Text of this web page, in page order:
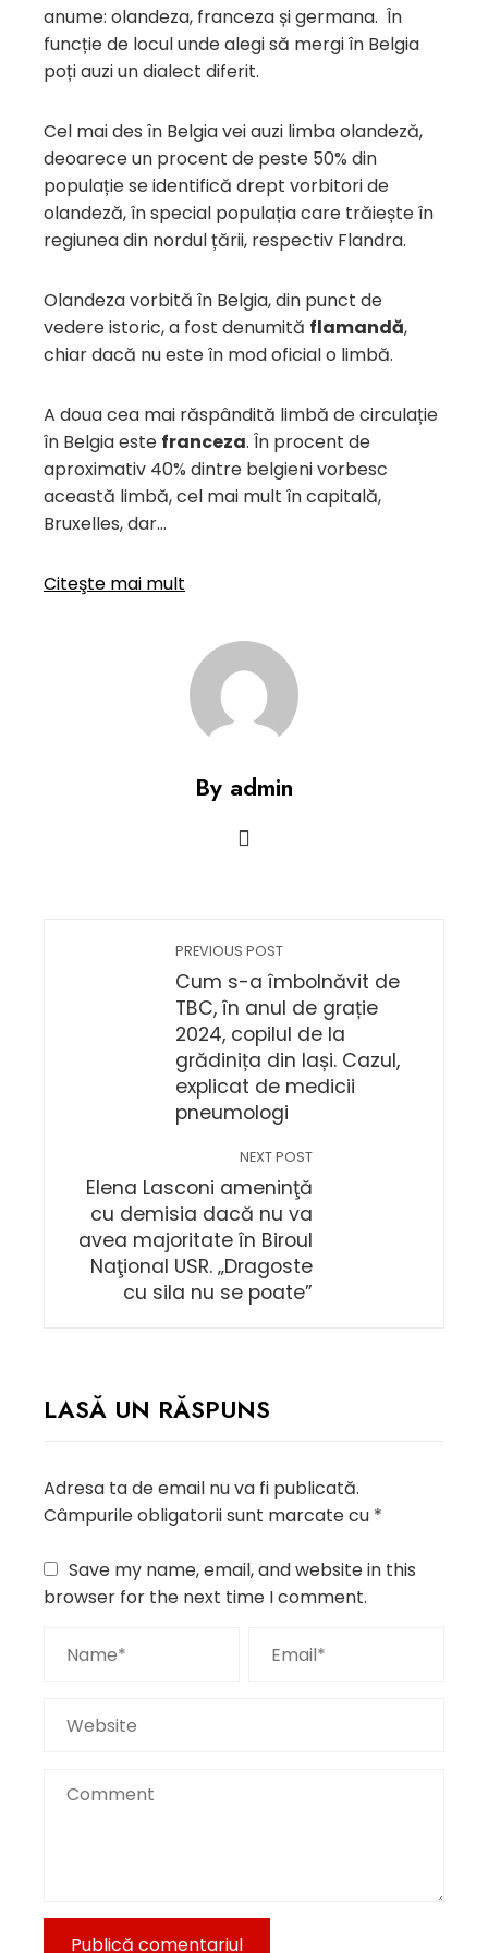
anume: olandeza, franceza și germana. În
funcție de locul unde alegi să mergi în Belgia
poți auzi un dialect diferit.
Cel mai des în Belgia vei auzi limba olandeză,
deoarece un procent de peste 50% din
populație se identifică drept vorbitori de
olandeză, în special populația care trăiește în
regiunea din nordul țării, respectiv Flandra.
Olandeza vorbită în Belgia, din punct de
vedere istoric, a fost denumită flamandă,
chiar dacă nu este în mod oficial o limbă.
A doua cea mai răspândită limbă de circulație
în Belgia este franceza. În procent de
aproximativ 40% dintre belgieni vorbesc
această limbă, cel mai mult în capitală,
Bruxelles, dar…
Citeşte mai mult
By admin
PREVIOUS POST
Cum s-a îmbolnăvit de
TBC, în anul de grație
2024, copilul de la
grădinița din Iași. Cazul,
explicat de medicii
pneumologi
NEXT POST
Elena Lasconi ameninţă
cu demisia dacă nu va
avea majoritate în Biroul
Naţional USR. „Dragoste
cu sila nu se poate”
LASĂ UN RĂSPUNS
Adresa ta de email nu va fi publicată.
Câmpurile obligatorii sunt marcate cu *
Save my name, email, and website in this
browser for the next time I comment.